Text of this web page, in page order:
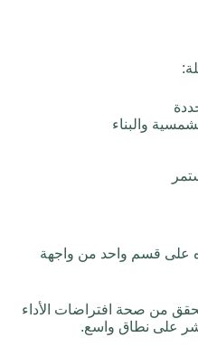
والبناء
على قسم واحد من واجهة
من صحة افتراضات الأداء
على نطاق واسع.